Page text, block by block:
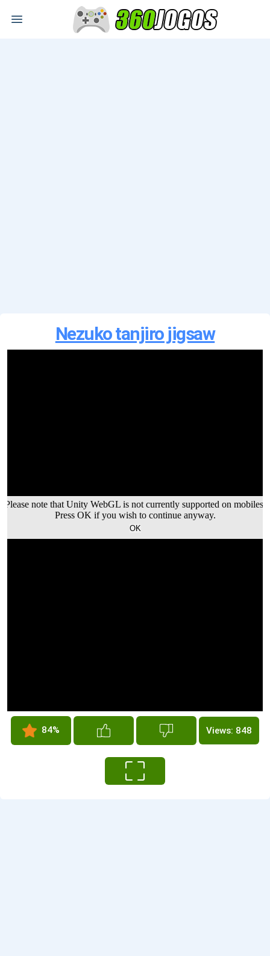
Open main menu
Nezuko tanjiro jigsaw
84% Views: 848